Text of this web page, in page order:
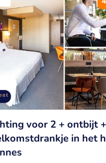
voor 2 + ontbijt
in het